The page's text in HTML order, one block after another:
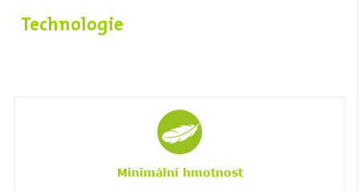
Technologie
Minimální hmotnost